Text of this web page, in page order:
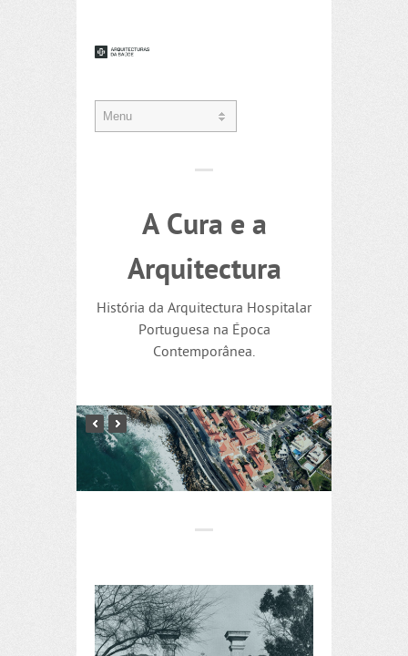
A Cura e a
Arquitectura
História da Arquitectura Hospitalar
Portuguesa na Época
Contemporânea.